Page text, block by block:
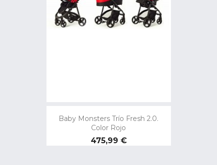
Baby Monsters Trío Fresh 2.0.
Color Rojo
Precio
475,99 €